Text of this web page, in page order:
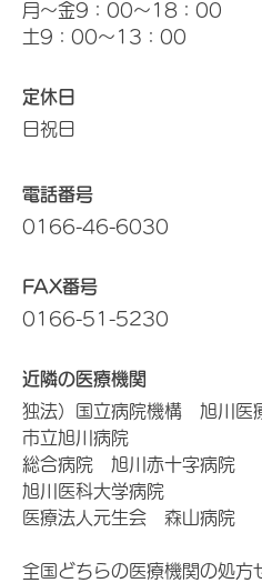
月～金9：00～18：00
土9：00～13：00
定休日
日祝日
電話番号
0166-46-6030
FAX番号
0166-51-5230
近隣の医療機関
独法）国立病院機構 旭川医
市立旭川病院
総合病院 旭川赤十字病院
旭川医科大学病院
医療法人元生会 森山病院
全国どちらの医療機関の処方